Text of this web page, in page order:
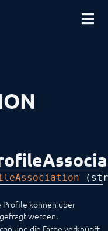
(
Profile können über
werden.
und die Farbe verknüpft